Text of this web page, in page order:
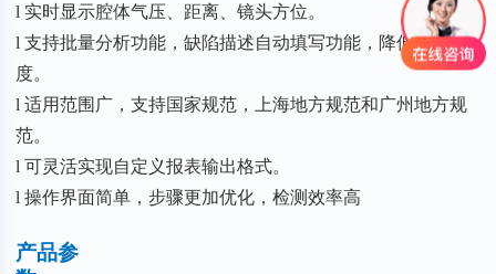
l 实时显示腔体气压、距离、镜头方位。
l 支持批量分析功能，缺陷描述自动填写功能，降低分析强
度。
l 适用范围广，支持国家规范，上海地方规范和广州地方规
范。
l 可灵活实现自定义报表输出格式。
l 操作界面简单，步骤更加优化，检测效率高
产品参